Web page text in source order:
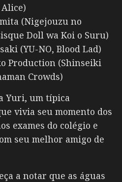
(Nigejouzu no
Doll wa Koi o Suru)
(YU-NO, Blood Lad)
Production (Shinseiki
Crowds)
Yuri, um típica
vivia seu momento dos
exames do colégio e
seu melhor amigo de
a notar que as águas